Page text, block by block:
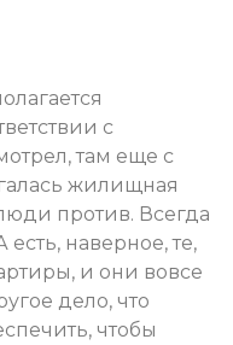
с
там еще с
жилищная
против. Всегда
есть, наверное, те,
и они вовсе
дело, что
чтобы